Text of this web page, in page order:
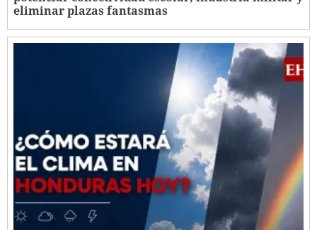
eliminar plazas fantasmas